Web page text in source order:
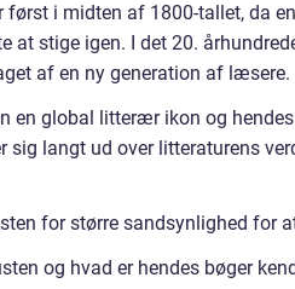
først i midten af 1800-tallet, da
at stige igen. I det 20.
af en ny generation af læsere.
en global litterær ikon og
sig langt ud over litteraturens
for større sandsynlighed for
og hvad er hendes bøger